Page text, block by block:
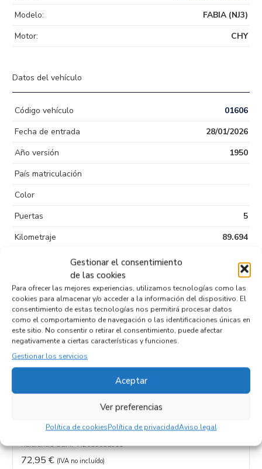
Gestionar el consentimiento
de las cookies
Para ofrecer las mejores experiencias, utilizamos tecnologías como las
cookies para almacenar y/o acceder a la información del dispositivo. El
consentimiento de estas tecnologías nos permitirá procesar datos
como el comportamiento de navegación o las identificaciones únicas en
este sitio. No consentir o retirar el consentimiento, puede afectar
negativamente a ciertas características y funciones.
Gestionar los servicios
Aceptar
Ver preferencias
Política de cookiesPolítica de privacidadAviso legal
Modelo:
FABIA (NJ3)
Motor:
CHY
Datos del vehículo
Código vehículo
01606
Fecha de entrada
28/01/2026
Año versión
1950
País matriculación
Color
Puertas
5
Kilometraje
89.694
Código motor
CHY
Código cambio
Productos relacionados
MANDO ELEVALUNAS
DERECHO 6V1867172
Recambios SKODAFABIA (NJ3)
Referencia ID: 138463